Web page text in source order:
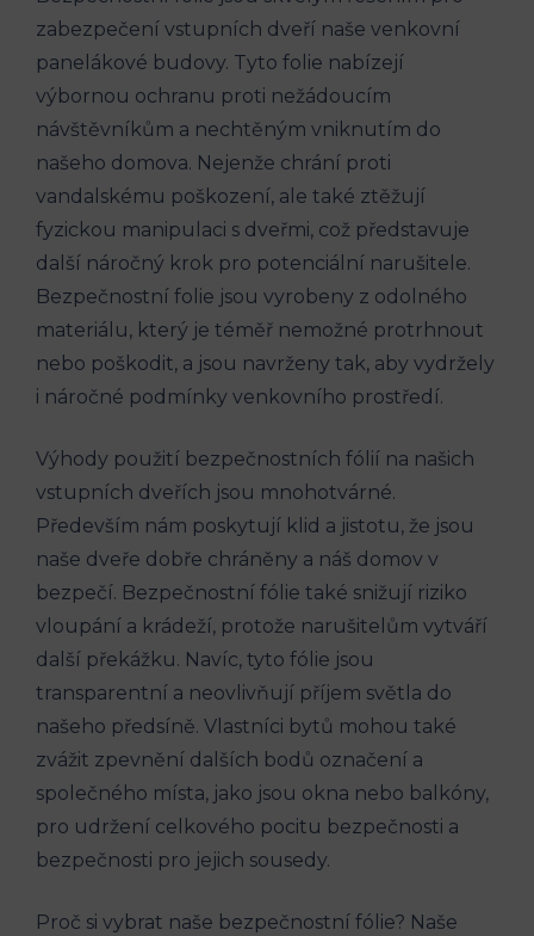
zabezpečení vstupních dveří naše venkovní
panelákové budovy. Tyto folie nabízejí
výbornou ochranu proti nežádoucím
návštěvníkům a nechtěným vniknutím do
našeho domova. Nejenže chrání proti
vandalskému poškození, ale také ztěžují
fyzickou manipulaci s dveřmi, což představuje
další náročný krok pro potenciální narušitele.
Bezpečnostní folie jsou vyrobeny z odolného
materiálu, který je téměř nemožné protrhnout
nebo poškodit, a jsou navrženy tak, aby vydržely
i náročné podmínky venkovního prostředí.
Výhody použití bezpečnostních fólií na našich
vstupních dveřích jsou mnohotvárné.
Především nám poskytují klid a jistotu, že jsou
naše dveře dobře chráněny a náš domov v
bezpečí. Bezpečnostní fólie také snižují riziko
vloupání a krádeží, protože narušitelům vytváří
další překážku. Navíc, tyto fólie jsou
transparentní a neovlivňují příjem světla do
našeho předsíně. Vlastníci bytů mohou také
zvážit zpevnění dalších bodů označení a
společného místa, jako jsou okna nebo balkóny,
pro udržení celkového pocitu bezpečnosti a
bezpečnosti pro jejich sousedy.
Proč si vybrat naše bezpečnostní fólie? Naše